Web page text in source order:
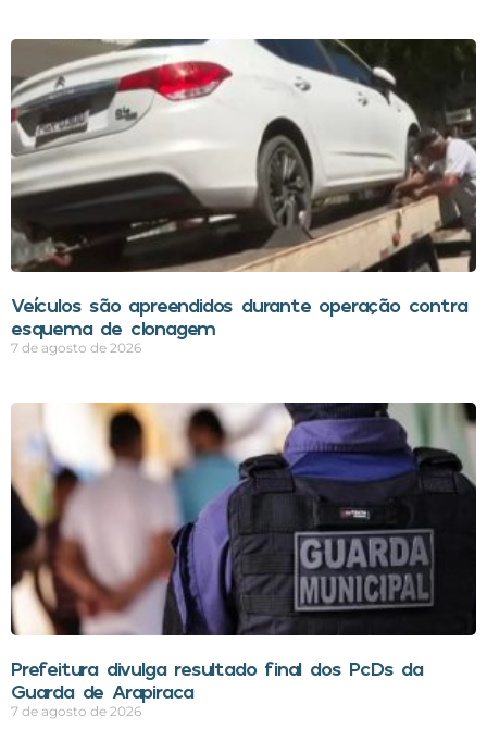
Veículos são apreendidos durante operação contra
esquema de clonagem
7 de agosto de 2026
Prefeitura divulga resultado final dos PcDs da
Guarda de Arapiraca
7 de agosto de 2026